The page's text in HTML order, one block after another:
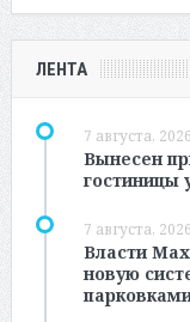
ЛЕНТА
7 августа,
Вынесен
гостиницы
7 августа,
Власти
новую